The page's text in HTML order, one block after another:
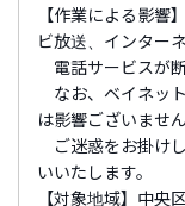
【作業による影響
ビ放送、インター
電話サービスが断
なお、ベイネッ
は影響ございません
ご迷惑をお掛け
いいたします。
【対象地域】中央